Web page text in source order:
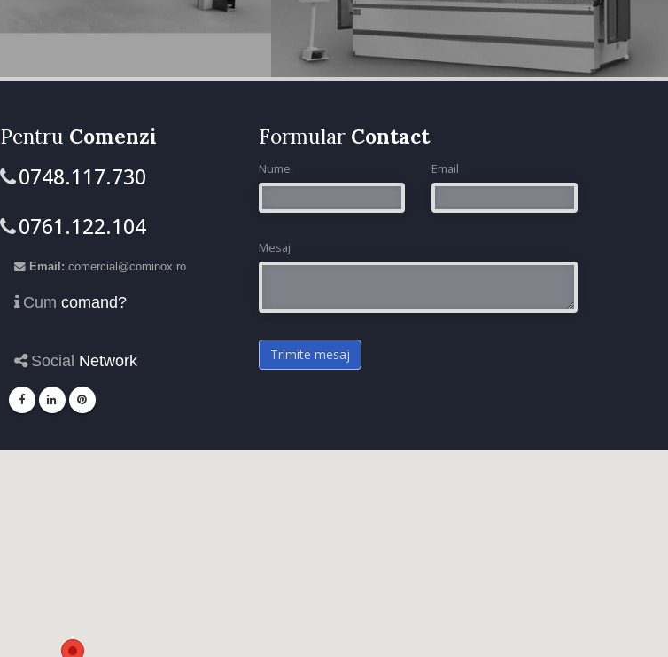
Pentru Comenzi
0748.117.730
0761.122.104
Email: comercial@cominox.ro
Cum comand?
Social Network
Formular Contact
Nume Email
Mesaj